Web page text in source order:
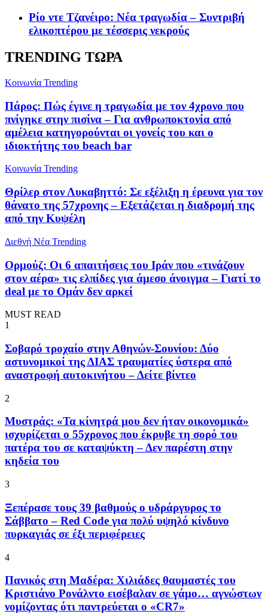
Ρίο ντε Τζανέιρο: Νέα τραγωδία – Συντριβή
ελικοπτέρου με τέσσερις νεκρούς
TRENDING ΤΩΡΑ
Κοινωνία Trending
Πάρος: Πώς έγινε η τραγωδία με τον 4χρονο που
πνίγηκε στην πισίνα – Για ανθρωποκτονία από
αμέλεια κατηγορούνται οι γονείς του και ο
ιδιοκτήτης του beach bar
Κοινωνία Trending
Θρίλερ στον Λυκαβηττό: Σε εξέλιξη η έρευνα για τον
θάνατο της 57χρονης – Εξετάζεται η διαδρομή της
από την Κυψέλη
Διεθνή Νέα Trending
Ορμούζ: Οι 6 απαιτήσεις του Ιράν που «τινάζουν
στον αέρα» τις ελπίδες για άμεσο άνοιγμα – Γιατί το
deal με το Ομάν δεν αρκεί
MUST READ
1
Σοβαρό τροχαίο στην Αθηνών-Σουνίου: Δύο
αστυνομικοί της ΔΙΑΣ τραυματίες ύστερα από
αναστροφή αυτοκινήτου – Δείτε βίντεο
2
Μυστράς: «Τα κίνητρά μου δεν ήταν οικονομικά»
ισχυρίζεται ο 55χρονος που έκρυβε τη σορό του
πατέρα του σε καταψύκτη – Δεν παρέστη στην
κηδεία του
3
Ξεπέρασε τους 39 βαθμούς ο υδράργυρος το
Σάββατο – Red Code για πολύ υψηλό κίνδυνο
πυρκαγιάς σε έξι περιφέρειες
4
Πανικός στη Μαδέρα: Χιλιάδες θαυμαστές του
Κριστιάνο Ρονάλντο εισέβαλαν σε γάμο… αγνώστων
νομίζοντας ότι παντρεύεται ο «CR7»